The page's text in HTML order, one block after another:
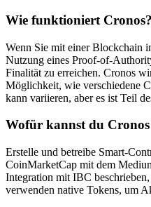
Wie funktioniert Cronos?
Wenn Sie mit einer Blockchain
Nutzung eines Proof-of-
Finalität zu erreichen. Cronos
Möglichkeit, wie verschiedene
kann variieren, aber es ist Teil
Wofür kannst du
Erstelle und betreibe Smart-
CoinMarketCap mit dem
Integration mit IBC
verwenden native Tokens, um